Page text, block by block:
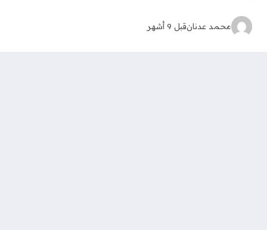
محمد عدنانقبل 9 أشهر